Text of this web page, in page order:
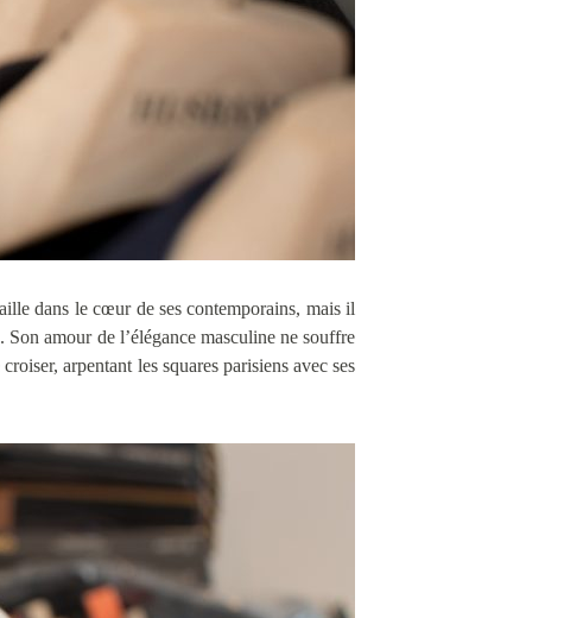
dans le cœur de ses contemporains, mais il
amour de l’élégance masculine ne souffre
arpentant les squares parisiens avec ses